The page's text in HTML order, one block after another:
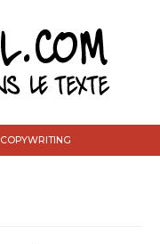
COPYWRITING